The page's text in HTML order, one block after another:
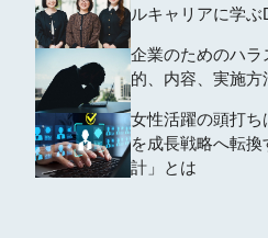
ルキャリアに学
企業のためのハラ
的、内容、実施方
女性活躍の頭打
を成長戦略へ転
計」とは